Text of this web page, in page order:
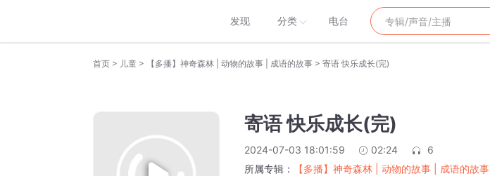
发现 分类 电台
首页 > 儿童 > 【多播】神奇森林 | 动物的故事 | 成语的故事 > 寄语 快乐成长(完)
寄语 快乐成长(完)
2024-07-03 18:01:59 02:24
6
所属专辑：
【多播】神奇森林 | 动物的故事 | 成语的故事